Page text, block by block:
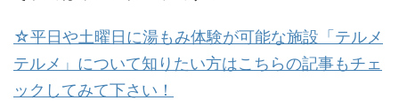
☆平日や土曜日に湯もみ体験が可能な施設「テルメ
テルメ」について知りたい方はこちらの記事もチェ
ックしてみて下さい！